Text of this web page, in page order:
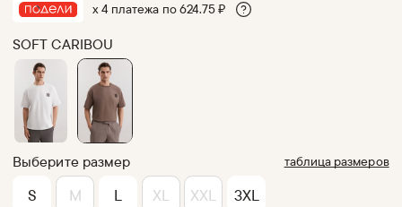
х 4 платежа по624.75₽
SOFT CARIBOU
Выберите размер таблица размеров
S M L XL XXL 3XL